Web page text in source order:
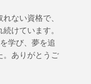
ない資格で、
けています。
学び、夢を追
。ありがとうご